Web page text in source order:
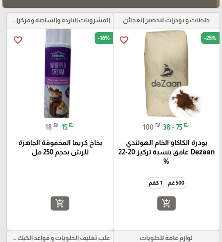
خلطات و بودرات لتحضير العجائن
favorite_border -25%
100 ₪ 38 - 75 ₪
بودرة الكاكاو الخام الهولندي
Dezaan غامق بنسبة تركيز 20-22
%
500 غم 1 كغم
add_shopping_cart
المشروبات الباردة والساخنة ومركزات الموهيتو
favorite_border -16%
18 ₪ 15 ₪
بخاخ كريما المخفوقة الجاهزة
للرش بحجم 250 مل
add_shopping_cart
لوازم عامة للحلويات علب تغليف الحلويات و قواعد الكيك و علب بلاستيكية بأنواعها